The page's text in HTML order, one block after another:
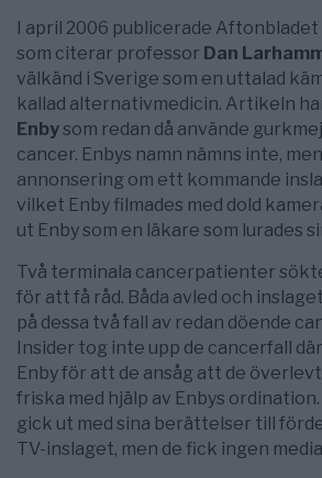
I april 2006 publicerade
som citerar professor Dan
välkänd i Sverige som en uttalad
kallad alternativmedicin. Artikeln
Enbysom redan då använde
cancer. Enbys namn nämns inte,
annonsering om ett kommande
vilket Enby filmades med dold
ut Enby som en läkare som lurades
Två terminala cancerpatienter
för att få råd. Båda avled och
på dessa två fall av redan döende
Insider tog inte upp de cancerfall
Enby för att de ansåg att de
friska med hjälp av Enbys
gick ut med sina berättelser till
TV-inslaget, men de fick ingen